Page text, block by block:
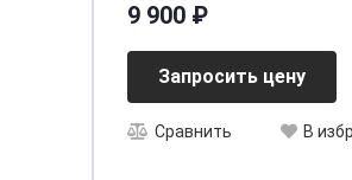
9 900 ₽
Запросить цену
Сравнить В